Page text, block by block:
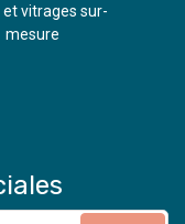
et vitrages sur-
mesure